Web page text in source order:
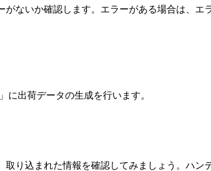
がないか確認します。エラーがある場合は、エ
に出荷データの生成を行います。
取り込まれた情報を確認してみましょう。ハン